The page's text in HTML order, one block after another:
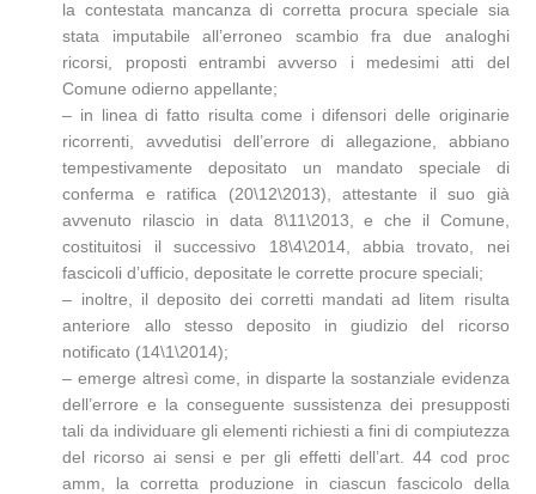
la contestata mancanza di corretta procura speciale sia
stata imputabile all’erroneo scambio fra due analoghi
ricorsi, proposti entrambi avverso i medesimi atti del
Comune odierno appellante;
– in linea di fatto risulta come i difensori delle originarie
ricorrenti, avvedutisi dell’errore di allegazione, abbiano
tempestivamente depositato un mandato speciale di
conferma e ratifica (20\12\2013), attestante il suo già
avvenuto rilascio in data 8\11\2013, e che il Comune,
costituitosi il successivo 18\4\2014, abbia trovato, nei
fascicoli d’ufficio, depositate le corrette procure speciali;
– inoltre, il deposito dei corretti mandati ad litem risulta
anteriore allo stesso deposito in giudizio del ricorso
notificato (14\1\2014);
– emerge altresì come, in disparte la sostanziale evidenza
dell’errore e la conseguente sussistenza dei presupposti
tali da individuare gli elementi richiesti a fini di compiutezza
del ricorso ai sensi e per gli effetti dell’art. 44 cod proc
amm, la corretta produzione in ciascun fascicolo della